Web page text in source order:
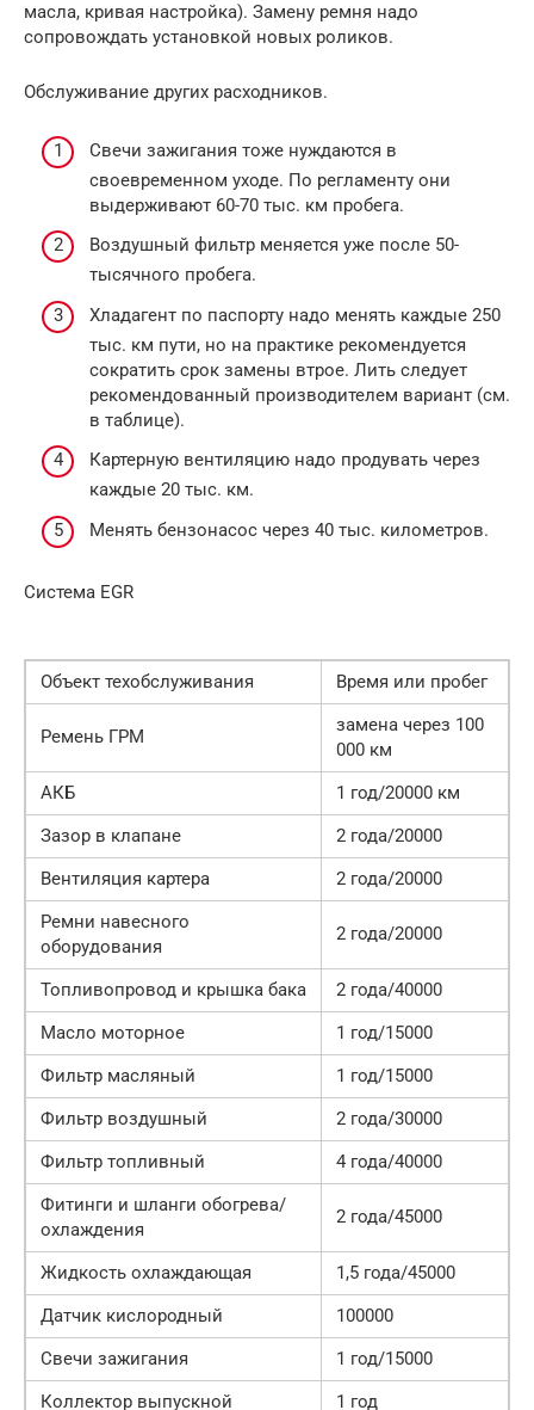
масла, кривая настройка). Замену ремня надо
сопровождать установкой новых роликов.
Обслуживание других расходников.
Свечи зажигания тоже нуждаются в
своевременном уходе. По регламенту они
выдерживают 60-70 тыс. км пробега.
Воздушный фильтр меняется уже после 50-
тысячного пробега.
Хладагент по паспорту надо менять каждые 250
тыс. км пути, но на практике рекомендуется
сократить срок замены втрое. Лить следует
рекомендованный производителем вариант (см.
в таблице).
Картерную вентиляцию надо продувать через
каждые 20 тыс. км.
Менять бензонасос через 40 тыс. километров.
Система EGR
Объект техобслуживания Время или пробег
Ремень ГРМ
замена через 100
000 км
АКБ
1 год/20000 км
Зазор в клапане
2 года/20000
Вентиляция картера
2 года/20000
Ремни навесного
оборудования
2 года/20000
Топливопровод и крышка бака
2 года/40000
Масло моторное
1 год/15000
Фильтр масляный
1 год/15000
Фильтр воздушный
2 года/30000
Фильтр топливный
4 года/40000
Фитинги и шланги обогрева/
охлаждения
2 года/45000
Жидкость охлаждающая
1,5 года/45000
Датчик кислородный
100000
Свечи зажигания
1 год/15000
Коллектор выпускной
1 год